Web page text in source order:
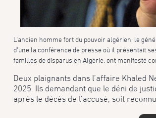
L’ancien homme fort du pouvoir algérien, le
d’une la conférence de presse où il présentait
familles de disparus en Algérie, ont manifesté
Deux plaignants dans l’affaire Khaled
2025. Ils demandent que le déni de
après le décès de l’accusé, soit